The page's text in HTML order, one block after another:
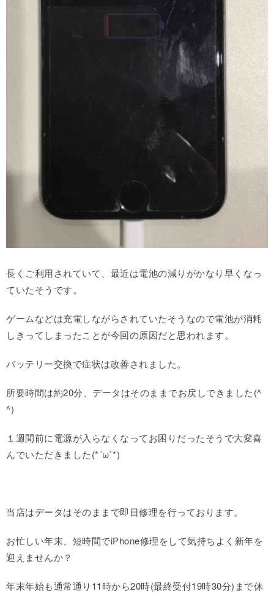
長くご利用されていて、最近は電池の減りがかなり早くなっ
ていたそうです。
ゲームなどは充電しながらされていたそうなので電池が消耗
しきってしまったことが今回の原因だと思われます。
バッテリー交換で症状は改善されました。
所要時間は約20分、データはそのままでお戻しできました(^
^)
１週間前に電源が入らなくなってお困りだったそうで大変喜
んでいただきました(*´ω`*)
当店はデータはそのままで即日修理を行っております。
お忙しい年末、短時間でiPhone修理をして気持ちよく新年を
迎えませんか？
年末年始も通常通り11時から20時(最終受付19時30分)まで休